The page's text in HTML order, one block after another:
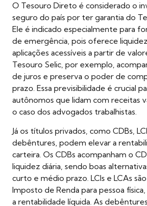
O Tesouro Direto é considerado o
seguro do país por ter garantia do
Ele é indicado especialmente para
de emergência, pois oferece
aplicações acessíveis a partir de
Tesouro Selic, por exemplo,
de juros e preserva o poder de
prazo. Essa previsibilidade é crucial
autônomos que lidam com receitas
o caso dos advogados trabalhistas.
Já os títulos privados, como CDBs,
debêntures, podem elevar a
carteira. Os CDBs acompanham o
liquidez diária, sendo boas
curto e médio prazo. LCIs e LCAs
Imposto de Renda para pessoa
a rentabilidade líquida. As